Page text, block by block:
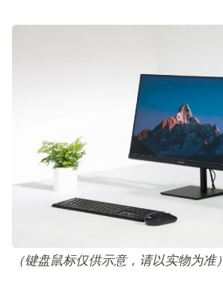
（键盘鼠标仅供示意，请以实物为准）